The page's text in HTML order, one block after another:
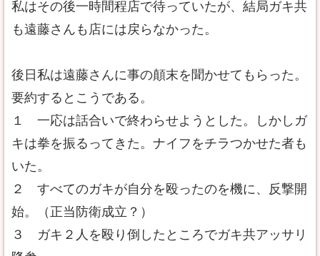
私はその後一時間程店で待っていたが、結局ガキ共
も遠藤さんも店には戻らなかった。
後日私は遠藤さんに事の顛末を聞かせてもらった。
要約するとこうである。
１ 一応は話合いで終わらせようとした。しかしガ
キは拳を振るってきた。ナイフをチラつかせた者も
いた。
２ すべてのガキが自分を殴ったのを機に、反撃開
始。（正当防衛成立？）
３ ガキ２人を殴り倒したところでガキ共アッサリ